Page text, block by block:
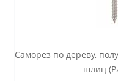
Саморез по дереву,
шлиц